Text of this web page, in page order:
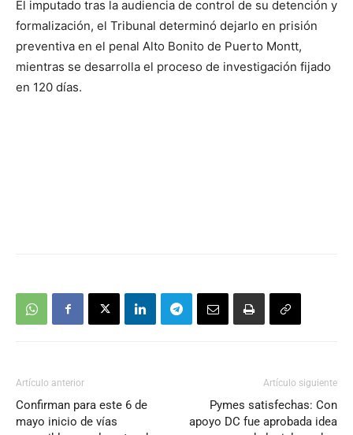
audio
El imputado tras la audiencia de control de su detención y
formalización, el Tribunal determinó dejarlo en prisión
preventiva en el penal Alto Bonito de Puerto Montt,
mientras se desarrolla el proceso de investigación fijado
en 120 días.
Artículo anterior
Confirman para este 6 de
mayo inicio de vías
Artículo siguiente
Pymes satisfechas: Con
apoyo DC fue aprobada idea